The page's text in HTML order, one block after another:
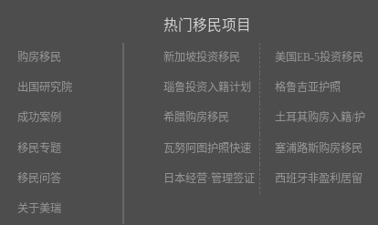
购房移民
出国研究院
成功案例
移民专题
移民问答
关于美瑞
热门移民项目
新加坡投资移民 美国EB-5投资移民
瑙鲁投资入籍计划 格鲁吉亚护照
希腊购房移民 土耳其购房入籍/护
照
瓦努阿图护照快速
入籍
塞浦路斯购房移民
日本经营·管理签证 西班牙非盈利居留